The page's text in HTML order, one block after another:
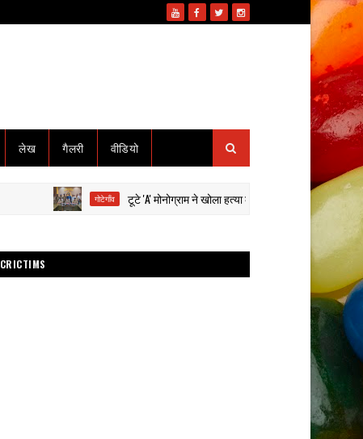
लेख गैलरी वीडियो
गोटेगाँव टूटे 'A' मोनोग्राम ने खोला हत्या का राज: हाईवा से कुचलकर सड़क हादसा
CRICTIMS